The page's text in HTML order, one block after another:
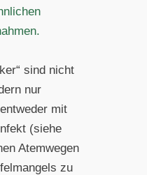
sind nicht
nur
mit
(siehe
Atemwegen
zu